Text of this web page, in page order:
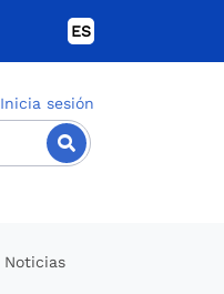
ES
Inicia sesión
Noticias